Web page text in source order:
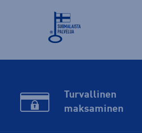
Turvallinen
maksaminen